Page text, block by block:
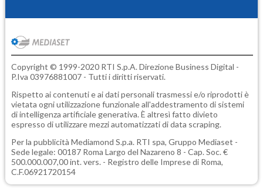
Copyright © 1999-2020 RTI S.p.A. Direzione Business Digital -
P.Iva 03976881007 - Tutti i diritti riservati.
Rispetto ai contenuti e ai dati personali trasmessi e/o riprodotti è
vietata ogni utilizzazione funzionale all'addestramento di sistemi
di intelligenza artificiale generativa. È altresì fatto divieto
espresso di utilizzare mezzi automatizzati di data scraping.
Per la pubblicità Mediamond S.p.a. RTI spa, Gruppo Mediaset -
Sede legale: 00187 Roma Largo del Nazareno 8 - Cap. Soc. €
500.000.007,00 int. vers. - Registro delle Imprese di Roma,
C.F.06921720154